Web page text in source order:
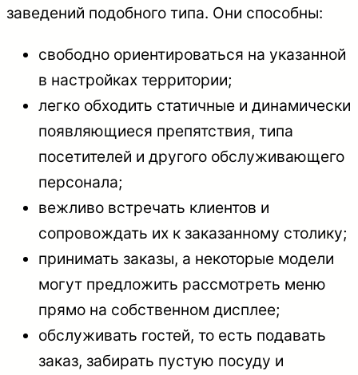
заведений подобного типа. Они способны:
свободно ориентироваться на указанной
в настройках территории;
легко обходить статичные и динамически
появляющиеся препятствия, типа
посетителей и другого обслуживающего
персонала;
вежливо встречать клиентов и
сопровождать их к заказанному столику;
принимать заказы, а некоторые модели
могут предложить рассмотреть меню
прямо на собственном дисплее;
обслуживать гостей, то есть подавать
заказ, забирать пустую посуду и